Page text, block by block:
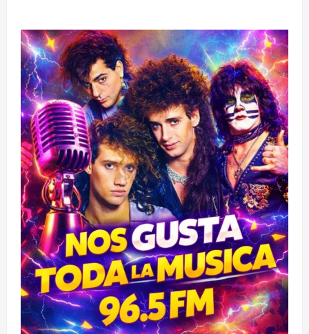
BID:
Chile
es
el
país
con
el
mayor
rezago
de
mujeres
líderes
en
emprendimientos
Fintech